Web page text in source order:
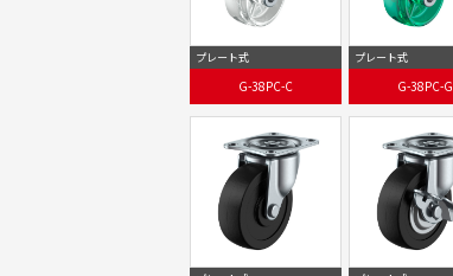
プレート式
G-38PC-C
プレート式
G-38PC-G